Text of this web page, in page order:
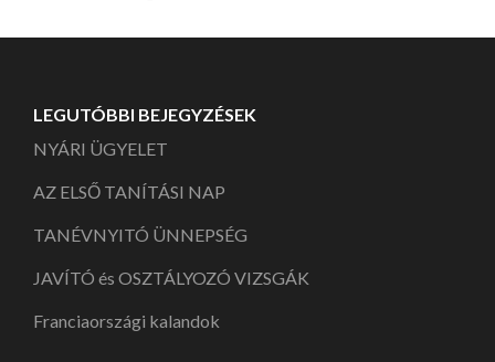
LEGUTÓBBI BEJEGYZÉSEK
NYÁRI ÜGYELET
AZ ELSŐ TANÍTÁSI NAP
TANÉVNYITÓ ÜNNEPSÉG
JAVÍTÓ és OSZTÁLYOZÓ VIZSGÁK
Franciaországi kalandok